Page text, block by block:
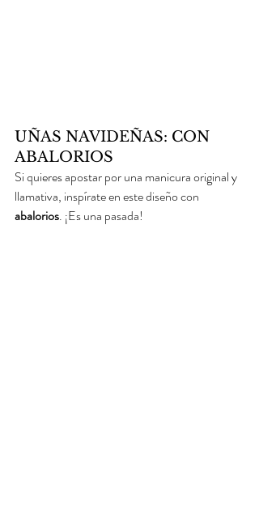
UÑAS NAVIDEÑAS: CON
ABALORIOS
Si quieres apostar por una manicura original y
llamativa, inspírate en este diseño con
abalorios. ¡Es una pasada!